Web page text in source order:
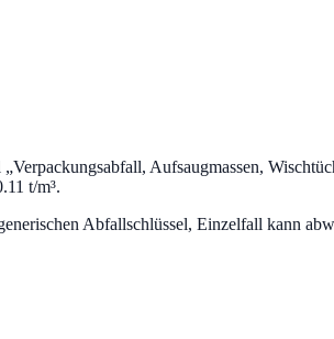
„Verpackungsabfall, Aufsaugmassen,
t/m³.
Abfallschlüssel, Einzelfall kann